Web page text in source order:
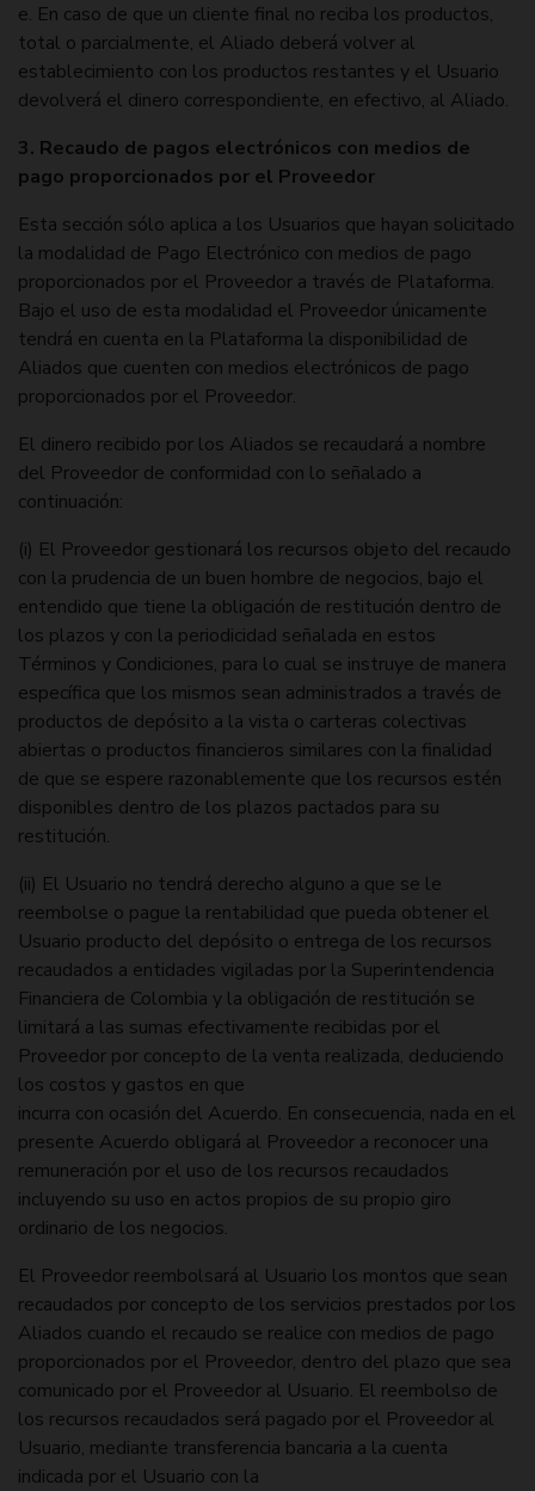
e. En caso de que un cliente final no reciba los productos,
total o parcialmente, el Aliado deberá volver al
establecimiento con los productos restantes y el Usuario
devolverá el dinero correspondiente, en efectivo, al Aliado.
3. Recaudo de pagos electrónicos con medios de
pago proporcionados por el Proveedor
Esta sección sólo aplica a los Usuarios que hayan solicitado
la modalidad de Pago Electrónico con medios de pago
proporcionados por el Proveedor a través de Plataforma.
Bajo el uso de esta modalidad el Proveedor únicamente
tendrá en cuenta en la Plataforma la disponibilidad de
Aliados que cuenten con medios electrónicos de pago
proporcionados por el Proveedor.
El dinero recibido por los Aliados se recaudará a nombre
del Proveedor de conformidad con lo señalado a
continuación:
(i) El Proveedor gestionará los recursos objeto del recaudo
con la prudencia de un buen hombre de negocios, bajo el
entendido que tiene la obligación de restitución dentro de
los plazos y con la periodicidad señalada en estos
Términos y Condiciones, para lo cual se instruye de manera
específica que los mismos sean administrados a través de
productos de depósito a la vista o carteras colectivas
abiertas o productos financieros similares con la finalidad
de que se espere razonablemente que los recursos estén
disponibles dentro de los plazos pactados para su
restitución.
(ii) El Usuario no tendrá derecho alguno a que se le
reembolse o pague la rentabilidad que pueda obtener el
Usuario producto del depósito o entrega de los recursos
recaudados a entidades vigiladas por la Superintendencia
Financiera de Colombia y la obligación de restitución se
limitará a las sumas efectivamente recibidas por el
Proveedor por concepto de la venta realizada, deduciendo
los costos y gastos en que
incurra con ocasión del Acuerdo. En consecuencia, nada en el
presente Acuerdo obligará al Proveedor a reconocer una
remuneración por el uso de los recursos recaudados
incluyendo su uso en actos propios de su propio giro
ordinario de los negocios.
El Proveedor reembolsará al Usuario los montos que sean
recaudados por concepto de los servicios prestados por los
Aliados cuando el recaudo se realice con medios de pago
proporcionados por el Proveedor, dentro del plazo que sea
comunicado por el Proveedor al Usuario. El reembolso de
los recursos recaudados será pagado por el Proveedor al
Usuario, mediante transferencia bancaria a la cuenta
indicada por el Usuario con la